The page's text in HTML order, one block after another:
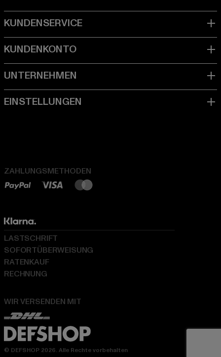
ZAHLUNGSMETHODEN
WIR VERSENDEN MIT
LASTSCHRIFT
SOFORTÜBERWEISUNG
RATENKAUF
RECHNUNG
© DEFSHOP 2026. Alle Rechte vorbehalten